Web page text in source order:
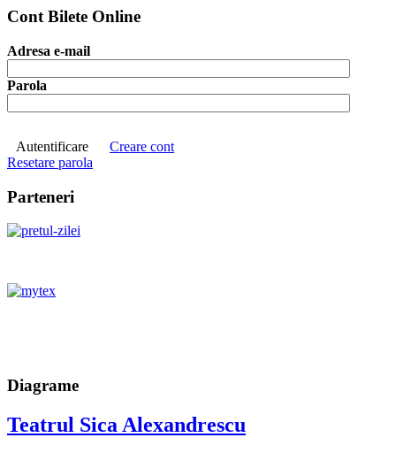
Cont Bilete Online
Adresa e-mail
Parola
Autentificare
Creare cont
Resetare parola
Parteneri
Diagrame
Teatrul Sica Alexandrescu